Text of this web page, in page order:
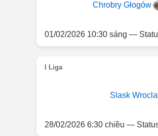
Chrobry Głogów
01/02/2026 10:30 sáng —
I Liga
Slask
28/02/2026 6:30 chiều —